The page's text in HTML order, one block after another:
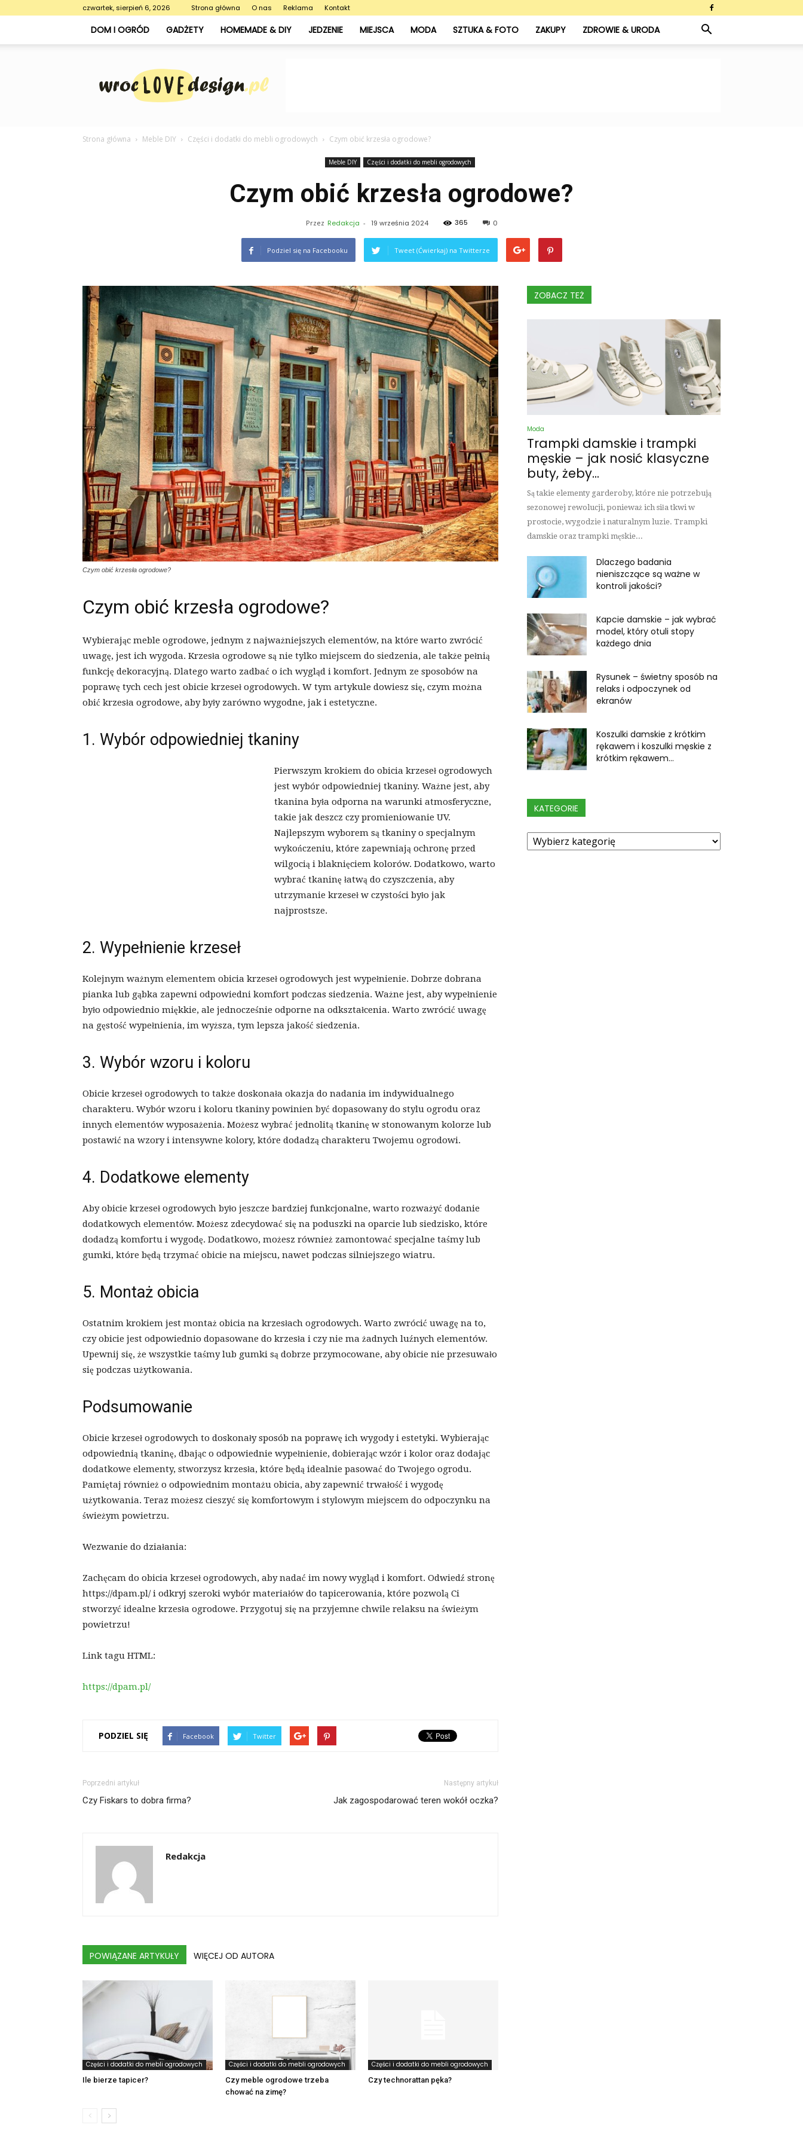
czwartek, sierpień 6, 2026 Strona główna O nas Reklama Kontakt
DOM I OGRÓD GADŻETY HOMEMADE & DIY JEDZENIE MIEJSCA MODA SZTUKA & FOTO ZAKUPY ZDROWIE & URODA
Strona główna Meble DIY Części i dodatki do mebli ogrodowych Czym obić krzesła ogrodowe?
Meble DIY Części i dodatki do mebli ogrodowych
Czym obić krzesła ogrodowe?
Przez Redakcja - 19 września 2024 365 0
Podziel się na Facebooku Tweet (Ćwierkaj) na Twitterze
Czym obić krzesła ogrodowe?
Czym obić krzesła ogrodowe?
Wybierając meble ogrodowe, jednym z najważniejszych elementów, na które warto zwrócić
uwagę, jest ich wygoda. Krzesła ogrodowe są nie tylko miejscem do siedzenia, ale także pełnią
funkcję dekoracyjną. Dlatego warto zadbać o ich wygląd i komfort. Jednym ze sposobów na
poprawę tych cech jest obicie krzeseł ogrodowych. W tym artykule dowiesz się, czym można
obić krzesła ogrodowe, aby były zarówno wygodne, jak i estetyczne.
1. Wybór odpowiedniej tkaniny
Pierwszym krokiem do obicia krzeseł ogrodowych
jest wybór odpowiedniej tkaniny. Ważne jest, aby
tkanina była odporna na warunki atmosferyczne,
takie jak deszcz czy promieniowanie UV.
Najlepszym wyborem są tkaniny o specjalnym
wykończeniu, które zapewniają ochronę przed
wilgocią i blaknięciem kolorów. Dodatkowo, warto
wybrać tkaninę łatwą do czyszczenia, aby
utrzymanie krzeseł w czystości było jak
najprostsze.
2. Wypełnienie krzeseł
Kolejnym ważnym elementem obicia krzeseł ogrodowych jest wypełnienie. Dobrze dobrana
pianka lub gąbka zapewni odpowiedni komfort podczas siedzenia. Ważne jest, aby wypełnienie
było odpowiednio miękkie, ale jednocześnie odporne na odkształcenia. Warto zwrócić uwagę
na gęstość wypełnienia, im wyższa, tym lepsza jakość siedzenia.
3. Wybór wzoru i koloru
Obicie krzeseł ogrodowych to także doskonała okazja do nadania im indywidualnego
charakteru. Wybór wzoru i koloru tkaniny powinien być dopasowany do stylu ogrodu oraz
innych elementów wyposażenia. Możesz wybrać jednolitą tkaninę w stonowanym kolorze lub
postawić na wzory i intensywne kolory, które dodadzą charakteru Twojemu ogrodowi.
4. Dodatkowe elementy
Aby obicie krzeseł ogrodowych było jeszcze bardziej funkcjonalne, warto rozważyć dodanie
dodatkowych elementów. Możesz zdecydować się na poduszki na oparcie lub siedzisko, które
dodadzą komfortu i wygodę. Dodatkowo, możesz również zamontować specjalne taśmy lub
gumki, które będą trzymać obicie na miejscu, nawet podczas silniejszego wiatru.
5. Montaż obicia
Ostatnim krokiem jest montaż obicia na krzesłach ogrodowych. Warto zwrócić uwagę na to,
czy obicie jest odpowiednio dopasowane do krzesła i czy nie ma żadnych luźnych elementów.
Upewnij się, że wszystkie taśmy lub gumki są dobrze przymocowane, aby obicie nie przesuwało
się podczas użytkowania.
Podsumowanie
Obicie krzeseł ogrodowych to doskonały sposób na poprawę ich wygody i estetyki. Wybierając
odpowiednią tkaninę, dbając o odpowiednie wypełnienie, dobierając wzór i kolor oraz dodając
dodatkowe elementy, stworzysz krzesła, które będą idealnie pasować do Twojego ogrodu.
Pamiętaj również o odpowiednim montażu obicia, aby zapewnić trwałość i wygodę
użytkowania. Teraz możesz cieszyć się komfortowym i stylowym miejscem do odpoczynku na
świeżym powietrzu.
Wezwanie do działania:
Zachęcam do obicia krzeseł ogrodowych, aby nadać im nowy wygląd i komfort. Odwiedź stronę
https://dpam.pl/ i odkryj szeroki wybór materiałów do tapicerowania, które pozwolą Ci
stworzyć idealne krzesła ogrodowe. Przygotuj się na przyjemne chwile relaksu na świeżym
powietrzu!
Link tagu HTML:
https://dpam.pl/
PODZIEL SIĘ Facebook Twitter
Poprzedni artykuł
Czy Fiskars to dobra firma?
Następny artykuł
Jak zagospodarować teren wokół oczka?
Redakcja
POWIĄZANE ARTYKUŁY WIĘCEJ OD AUTORA
Części i dodatki do mebli ogrodowych
Ile bierze tapicer?
Części i dodatki do mebli ogrodowych
Czy meble ogrodowe trzeba
chować na zimę?
Części i dodatki do mebli ogrodowych
Czy technorattan pęka?
ZOBACZ TEŻ
Moda
Trampki damskie i trampki
męskie – jak nosić klasyczne
buty, żeby...
Są takie elementy garderoby, które nie potrzebują
sezonowej rewolucji, ponieważ ich siła tkwi w
prostocie, wygodzie i naturalnym luzie. Trampki
damskie oraz trampki męskie...
Dlaczego badania
nieniszczące są ważne w
kontroli jakości?
Kapcie damskie – jak wybrać
model, który otuli stopy
każdego dnia
Rysunek – świetny sposób na
relaks i odpoczynek od
ekranów
Koszulki damskie z krótkim
rękawem i koszulki męskie z
krótkim rękawem...
KATEGORIE
Kategorie